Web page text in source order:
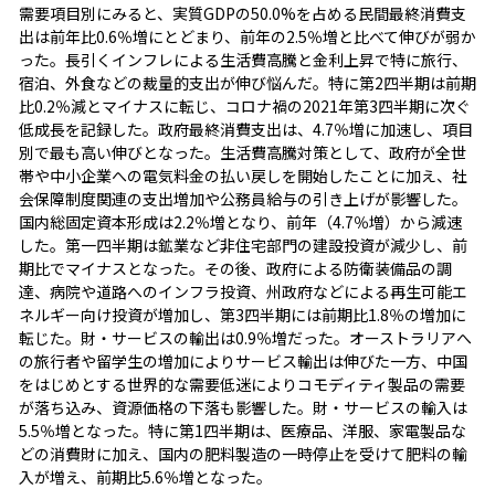
需要項目別にみると、実質GDPの50.0%を占める民間最終消費支
出は前年比0.6％増にとどまり、前年の2.5％増と比べて伸びが弱か
った。長引くインフレによる生活費高騰と金利上昇で特に旅行、
宿泊、外食などの裁量的支出が伸び悩んだ。特に第2四半期は前期
比0.2％減とマイナスに転じ、コロナ禍の2021年第3四半期に次ぐ
低成長を記録した。政府最終消費支出は、4.7％増に加速し、項目
別で最も高い伸びとなった。生活費高騰対策として、政府が全世
帯や中小企業への電気料金の払い戻しを開始したことに加え、社
会保障制度関連の支出増加や公務員給与の引き上げが影響した。
国内総固定資本形成は2.2％増となり、前年（4.7％増）から減速
した。第一四半期は鉱業など非住宅部門の建設投資が減少し、前
期比でマイナスとなった。その後、政府による防衛装備品の調
達、病院や道路へのインフラ投資、州政府などによる再生可能エ
ネルギー向け投資が増加し、第3四半期には前期比1.8％の増加に
転じた。財・サービスの輸出は0.9％増だった。オーストラリアへ
の旅行者や留学生の増加によりサービス輸出は伸びた一方、中国
をはじめとする世界的な需要低迷によりコモディティ製品の需要
が落ち込み、資源価格の下落も影響した。財・サービスの輸入は
5.5％増となった。特に第1四半期は、医療品、洋服、家電製品な
どの消費財に加え、国内の肥料製造の一時停止を受けて肥料の輸
入が増え、前期比5.6％増となった。